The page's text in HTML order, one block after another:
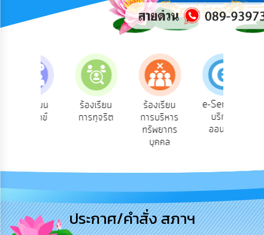
ฟัง
ความ
ยุทธศาสตร์/
พัฒนา
ทรัพยากร
การ
บริหาร
ร้องเรียน
การทุจริต
ร้องเรียน
การบริหาร
ทรัพยากร
บุคคล
e-Service
บริการ
ออนไลน์
ประกาศ/คำสั่ง สภาฯ